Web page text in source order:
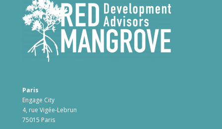
Paris
Engage City
4, rue Vigée-Lebrun
75015 Paris